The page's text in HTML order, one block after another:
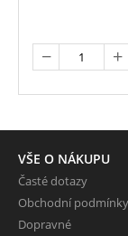
VŠE O NÁKUPU
Časté dotazy
Obchodní podmínky
Dopravné